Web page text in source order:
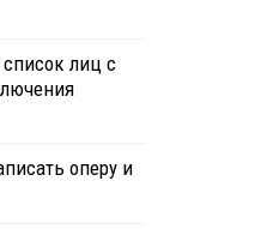
лиц с
оперу и